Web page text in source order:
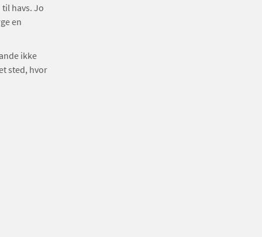
havs. Jo
en
ikke
sted, hvor